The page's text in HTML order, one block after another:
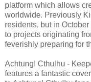
platform which allows
worldwide. Previously
residents, but in
to projects originating
feverishly preparing for
Achtung! Cthulhu -
features a fantastic